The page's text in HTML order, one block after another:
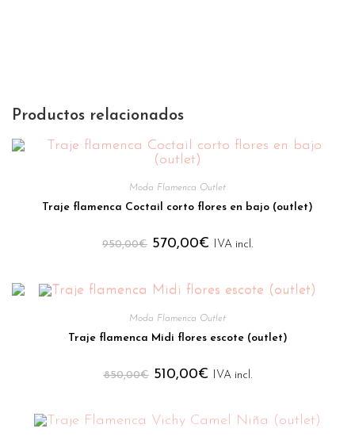
Productos relacionados
Moda Flamenca Outlet
Traje flamenca Coctail corto flores en bajo (outlet)
950,00€ 570,00€ IVA incl.
Moda Flamenca Outlet
Traje flamenca Midi flores escote (outlet)
850,00€ 510,00€ IVA incl.